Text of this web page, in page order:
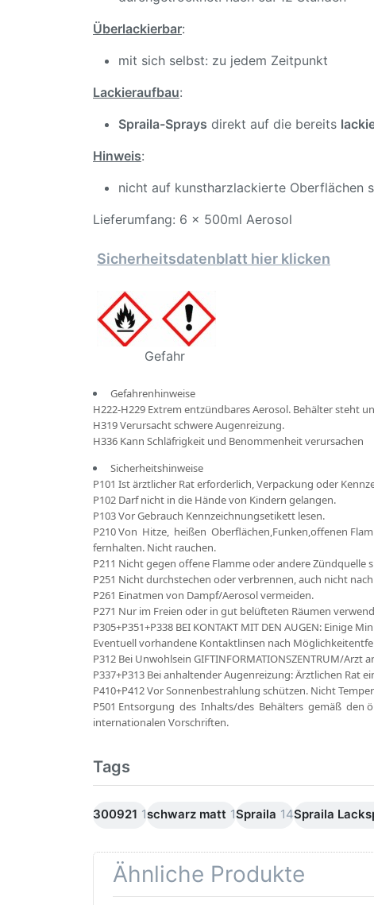
Überlackierbar:
mit sich selbst: zu jedem Zeitpunkt
Lackieraufbau:
Spraila-Sprays direkt auf die bereits
Hinweis:
nicht auf kunstharzlackierte Oberflächen
Lieferumfang: 6 x 500ml Aerosol
Sicherheitsdatenblatt hier klicken
Gefahr
Gefahrenhinweise
H222-H229 Extrem entzündbares Aerosol. Behälter steht
H319 Verursacht schwere Augenreizung.
H336 Kann Schläfrigkeit und Benommenheit verursachen
Sicherheitshinweise
P101 Ist ärztlicher Rat erforderlich, Verpackung oder
P102 Darf nicht in die Hände von Kindern gelangen.
P103 Vor Gebrauch Kennzeichnungsetikett lesen.
P210 Von Hitze, heißen Oberflächen,Funken,offenen
fernhalten. Nicht rauchen.
P211 Nicht gegen offene Flamme oder andere Zündquelle
P251 Nicht durchstechen oder verbrennen, auch nicht
P261 Einatmen von Dampf/Aerosol vermeiden.
P271 Nur im Freien oder in gut belüfteten Räumen
P305+P351+P338 BEI KONTAKT MIT DEN AUGEN: Einige
Eventuell vorhandene Kontaktlinsen nach
P312 Bei Unwohlsein GIFTINFORMATIONSZENTRUM/Arzt
P337+P313 Bei anhaltender Augenreizung: Ärztlichen Rat
P410+P412 Vor Sonnenbestrahlung schützen. Nicht
P501 Entsorgung des Inhalts/des Behälters gemäß den
internationalen Vorschriften.
Tags
300921 1schwarz matt 1Spraila 14Spraila
Ähnliche Produkte